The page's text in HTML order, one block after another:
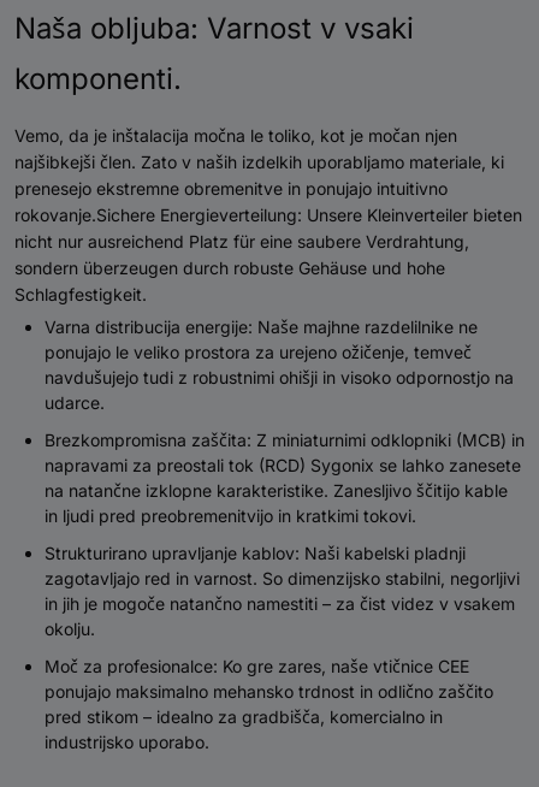
Naša obljuba: Varnost v vsaki
komponenti.
Vemo, da je inštalacija močna le toliko, kot je močan njen
najšibkejši člen. Zato v naših izdelkih uporabljamo materiale, ki
prenesejo ekstremne obremenitve in ponujajo intuitivno
rokovanje.Sichere Energieverteilung: Unsere Kleinverteiler bieten
nicht nur ausreichend Platz für eine saubere Verdrahtung,
sondern überzeugen durch robuste Gehäuse und hohe
Schlagfestigkeit.
Varna distribucija energije: Naše majhne razdelilnike ne
ponujajo le veliko prostora za urejeno ožičenje, temveč
navdušujejo tudi z robustnimi ohišji in visoko odpornostjo na
udarce.
Brezkompromisna zaščita: Z miniaturnimi odklopniki (MCB) in
napravami za preostali tok (RCD) Sygonix se lahko zanesete
na natančne izklopne karakteristike. Zanesljivo ščitijo kable
in ljudi pred preobremenitvijo in kratkimi tokovi.
Strukturirano upravljanje kablov: Naši kabelski pladnji
zagotavljajo red in varnost. So dimenzijsko stabilni, negorljivi
in ​​jih je mogoče natančno namestiti – za čist videz v vsakem
okolju.
Moč za profesionalce: Ko gre zares, naše vtičnice CEE
ponujajo maksimalno mehansko trdnost in odlično zaščito
pred stikom – idealno za gradbišča, komercialno in
industrijsko uporabo.